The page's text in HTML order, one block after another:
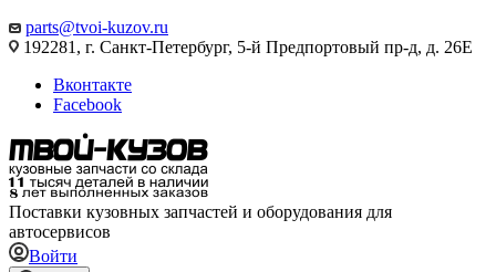
parts@tvoi-kuzov.ru
192281, г. Санкт-Петербург, 5-й Предпортовый пр-д, д. 26Е
Вконтакте
Facebook
Поставки кузовных запчастей и оборудования для
автосервисов
Войти